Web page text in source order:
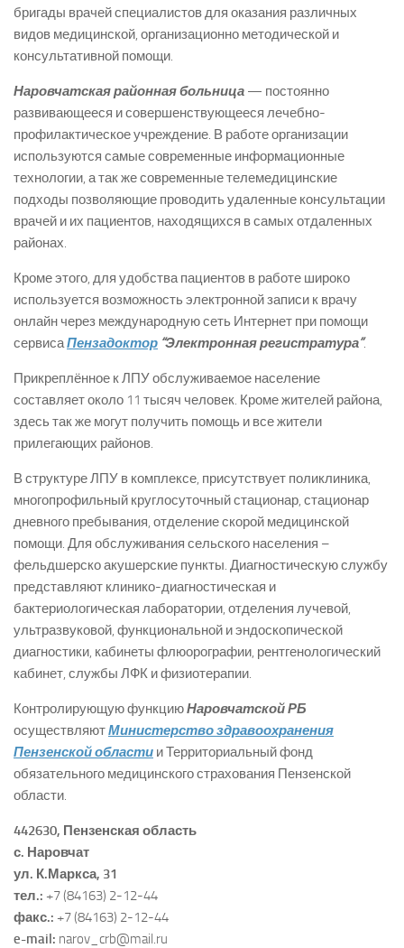
бригады врачей специалистов для оказания различных
видов медицинской, организационно методической и
консультативной помощи.
Наровчатская районная больница — постоянно
развивающееся и совершенствующееся лечебно-
профилактическое учреждение. В работе организации
используются самые современные информационные
технологии, а так же современные телемедицинские
подходы позволяющие проводить удаленные консультации
врачей и их пациентов, находящихся в самых отдаленных
районах.
Кроме этого, для удобства пациентов в работе широко
используется возможность электронной записи к врачу
онлайн через международную сеть Интернет при помощи
сервисаПензадоктор “Электронная регистратура”.
Прикреплённое к ЛПУ обслуживаемое население
составляет около 11 тысяч человек. Кроме жителей района,
здесь так же могут получить помощь и все жители
прилегающих районов.
В структуре ЛПУ в комплексе, присутствует поликлиника,
многопрофильный круглосуточный стационар, стационар
дневного пребывания, отделение скорой медицинской
помощи. Для обслуживания сельского населения –
фельдшерско акушерские пункты. Диагностическую службу
представляют клинико-диагностическая и
бактериологическая лаборатории, отделения лучевой,
ультразвуковой, функциональной и эндоскопической
диагностики, кабинеты флюорографии, рентгенологический
кабинет, службы ЛФК и физиотерапии.
Контролирующую функциюНаровчатской РБ
осуществляютМинистерство здравоохранения
Пензенской области и Территориальный фонд
обязательного медицинского страхования Пензенской
области.
442630, Пензенская область
с. Наровчат
ул. К.Маркса, 31
тел.: +7 (84163) 2-12-44
факс.: +7 (84163) 2-12-44
e-mail: narov_crb@mail.ru